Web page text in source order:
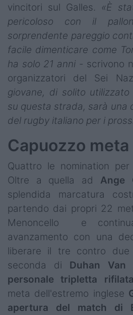
vincitori sul Galles. «È
pericoloso con il
sorprendente pareggio
facile dimenticare come
ha solo 21 anni- scrivono
organizzatori del Sei
giovane, di solito
su questa strada, sarà una
del rugby italiano per i
Capuozzo
Quattro le nomination
Oltre a quella ad Ange
splendida marcatura
partendo dai propri 22
Menoncello e
avanzamento con una
liberare il tre contro
seconda di Duhan Van
personale tripletta
meta dell'estremo inglese
apertura del match di